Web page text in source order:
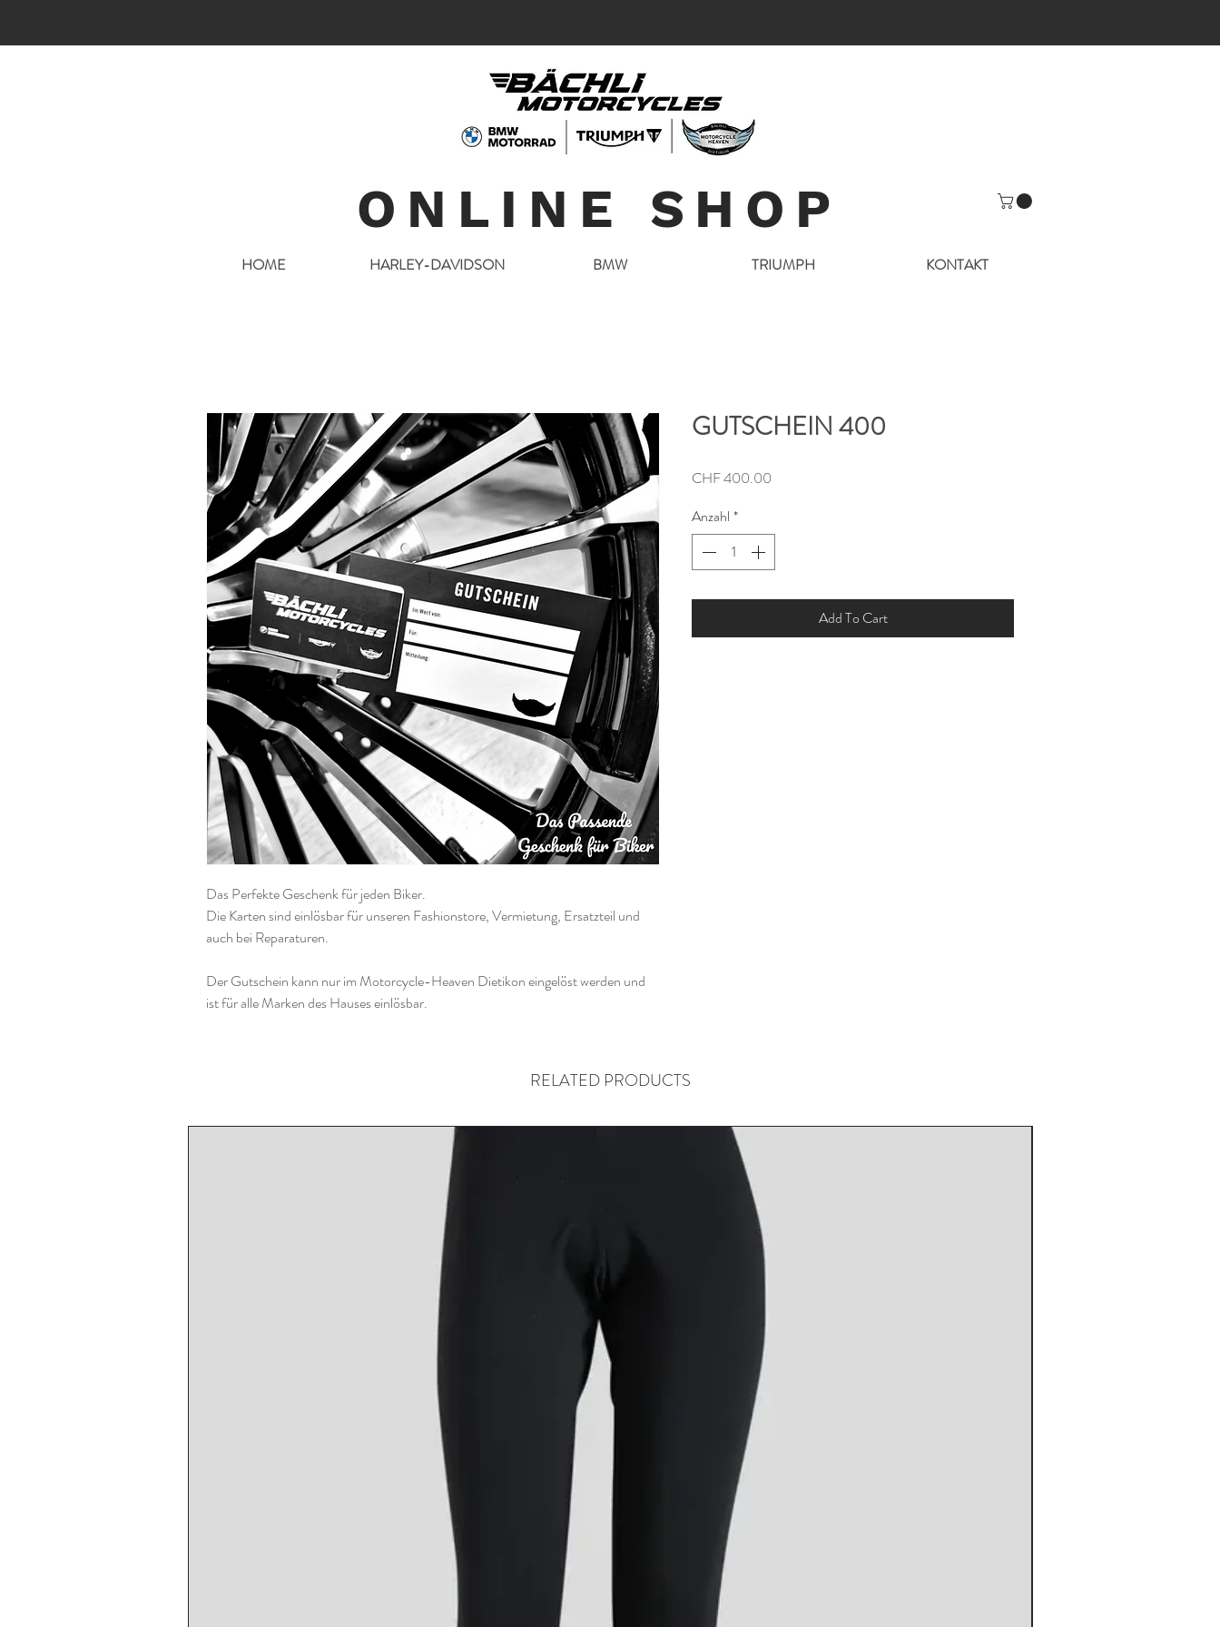
ONLINE SHOP
HOME HARLEY-DAVIDSON BMW TRIUMPH KONTAKT
Das Perfekte Geschenk für jeden Biker.
Die Karten sind einlösbar für unseren Fashionstore, Vermietung, Ersatzteil und
auch bei Reparaturen.
Der Gutschein kann nur im Motorcycle-Heaven Dietikon eingelöst werden und
ist für alle Marken des Hauses einlösbar.
GUTSCHEIN 400
CHF 400.00
Anzahl *
Add To Cart
RELATED PRODUCTS